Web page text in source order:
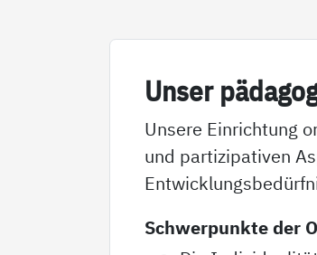
Un­ser
Unsere Einrichtung
und partizipativen
Schwerpunkte der